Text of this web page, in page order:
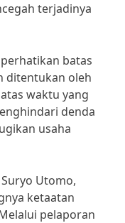
terjadinya
batas
ditentukan oleh
waktu yang
denda
usaha
Utomo,
ketaatan
pelaporan